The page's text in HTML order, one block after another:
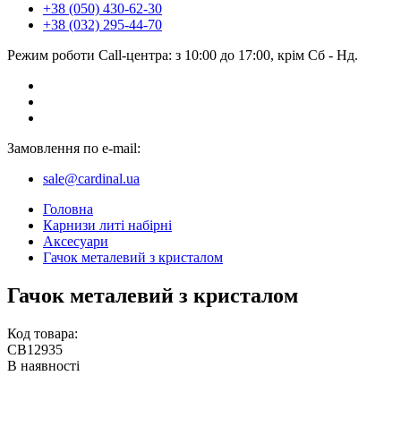
+38 (050) 430-62-30
+38 (032) 295-44-70
Режим роботи Call-центра: з 10:00 до 17:00, крім Сб - Нд.
Замовлення по e-mail:
sale@cardinal.ua
Головна
Карнизи литі набірні
Аксесуари
Гачок металевий з кристалом
Гачок металевий з кристалом
Код товара:
CB12935
В наявності